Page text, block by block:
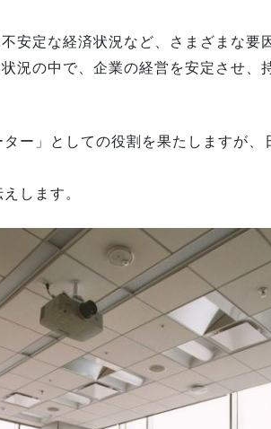
安定な経済状況など、さまざまな要
況の中で、企業の経営を安定させ、
ー」としての役割を果たしますが
します。